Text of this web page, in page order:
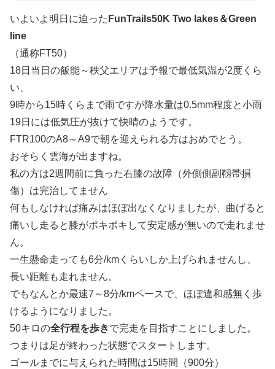
いよいよ明日に迫った FunTrails50K Two lakes＆Green
line
（通称FT50）
18日当日の飯能～秩父エリアは予報で最低気温が2度くら
い、
9時から15時くらまで雨ですが降水量は0.5mm程度と小雨
19日には低気圧が抜けて快晴のようです。
FTR100のA8～A9で朝を迎えられる方はおめでとう。
おそらく雲海が出ますね。
私の方は2週間前に負った右膝の故障（外側側副靱帯損
傷）は完治してません
何もしなければ痛みはほぼ出なくなりましたが、曲げると
痛いし走ると膝がポキポキして安定感が無いので走れませ
ん。
一生懸命走っても6分/kmくらいしか上げられませんし、
長い距離も走れません。
でもなんとか最速7～8分/kmペースで、ほぼ違和感無く歩
けるようになりました。
50キロの全行程を歩きで完走を目指すことにしました。
つまりは足が終わった状態でスタートします。
ゴールまでに与えられた時間は15時間（900分）